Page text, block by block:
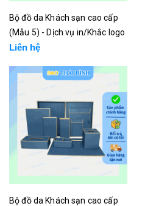
Bộ đồ da Khách sạn cao cấp
(Mẫu 5) - Dịch vụ in/Khắc logo
Liên hệ
Bộ đồ da Khách sạn cao cấp